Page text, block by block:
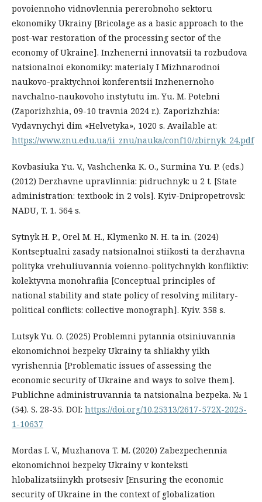
povoiennoho vidnovlennia pererobnoho sektoru
ekonomiky Ukrainy [Bricolage as a basic approach to the
post-war restoration of the processing sector of the
economy of Ukraine]. Inzhenerni innovatsii ta rozbudova
natsionalnoi ekonomiky: materialy I Mizhnarodnoi
naukovo-praktychnoi konferentsii Inzhenernoho
navchalno-naukovoho instytutu im. Yu. M. Potebni
(Zaporizhzhia, 09-10 travnia 2024 r.). Zaporizhzhia:
Vydavnychyi dim «Helvetyka», 1020 s. Available at:
https://www.znu.edu.ua/ii_znu/nauka/conf10/zbirnyk_24.pdf
Kovbasiuka Yu. V., Vashchenka K. O., Surmina Yu. P. (eds.)
(2012) Derzhavne upravlinnia: pidruchnyk: u 2 t. [State
administration: textbook: in 2 vols]. Kyiv-Dnipropetrovsk:
NADU, T. 1. 564 s.
Sytnyk H. P., Orel M. H., Klymenko N. H. ta in. (2024)
Kontseptualni zasady natsionalnoi stiikosti ta derzhavna
polityka vrehuliuvannia voienno-politychnykh konfliktiv:
kolektyvna monohrafiia [Conceptual principles of
national stability and state policy of resolving military-
political conflicts: collective monograph]. Kyiv. 358 s.
Lutsyk Yu. O. (2025) Problemni pytannia otsiniuvannia
ekonomichnoi bezpeky Ukrainy ta shliakhy yikh
vyrishennia [Problematic issues of assessing the
economic security of Ukraine and ways to solve them].
Publichne administruvannia ta natsionalna bezpeka. № 1
(54). S. 28-35. DOI: https://doi.org/10.25313/2617-572X-2025-
1-10637
Mordas I. V., Muzhanova T. M. (2020) Zabezpechennia
ekonomichnoi bezpeky Ukrainy v konteksti
hlobalizatsiinykh protsesiv [Ensuring the economic
security of Ukraine in the context of globalization